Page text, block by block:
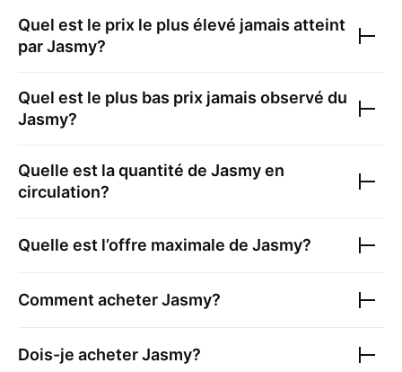
Quel est le prix le plus élevé jamais atteint
parJasmy?
Quel est le plus bas prix jamais observé du
Jasmy?
Quelle est la quantité de Jasmyen
circulation?
Quelle est l’offre maximale de Jasmy?
Comment acheterJasmy?
Dois-je acheterJasmy?